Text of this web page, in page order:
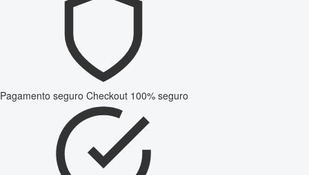
Pagamento seguro Checkout 100% seguro